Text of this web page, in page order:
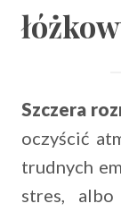
Szczera
oczyścić
trudnych
stres, albo